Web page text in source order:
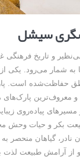
سیشل
و تاریخ فرهنگی
به شمار می‌رود. یکی
حفاظت‌شده است.
و معروف‌ترین
مسیرهای پیاده‌روی
بکر و حیات وحش
نادر، گیاهان منحصر
از آرامش طبیعت لذت